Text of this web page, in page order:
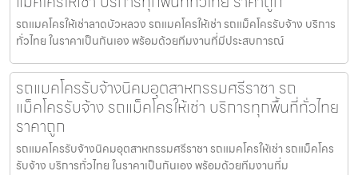
รถแมคโครให้เช่าลาดบัวหลวง รถแมคโครให้เช่า รถแม็คโครรับจ้าง บริการ
ทั่วไทย ในราคาเป็นกันเอง พร้อมด้วยทีมงานที่มีประสบการณ์
รถแมคโครรับจ้างนิคมอุตสาหกรรมศรีราชา รถ
แม็คโครรับจ้าง รถแม็คโครให้เช่า บริการทุกพื้นที่ทั่วไทย
ราคาถูก
รถแมคโครรับจ้างนิคมอุตสาหกรรมศรีราชา รถแมคโครให้เช่า รถแม็คโคร
รับจ้าง บริการทั่วไทย ในราคาเป็นกันเอง พร้อมด้วยทีมงานที่ม